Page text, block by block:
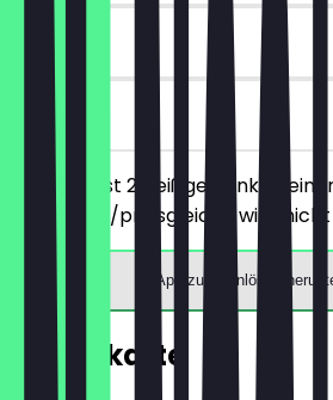
90 Tage
vor Ort
Du bestellst 2 Heißgetränke deiner
günstigere/preisgleiche wird
App zum Einlösen
Speisekarte